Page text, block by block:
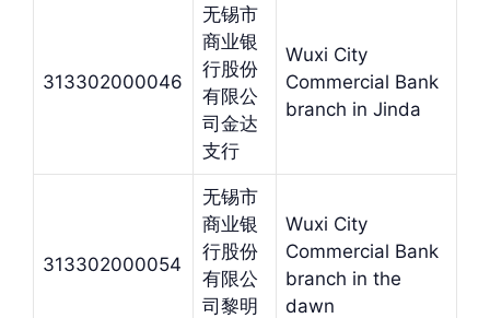
313302000046
无锡市
商业银
行股份
有限公
司金达
支行
Wuxi City
Commercial Bank
branch in Jinda
313302000054
无锡市
商业银
行股份
有限公
司黎明
Wuxi City
Commercial Bank
branch in the
dawn